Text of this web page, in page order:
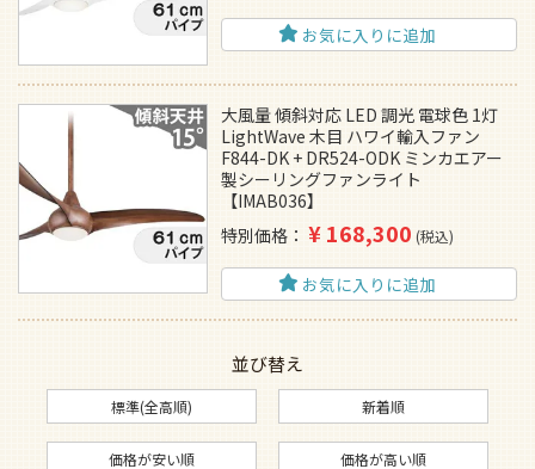
お気に入りに追加
大風量 傾斜対応 LED 調光 電球色 1灯
LightWave 木目 ハワイ輸入ファン
F844-DK + DR524-ODK ミンカエアー
製シーリングファンライト
【IMAB036】
特別価格
¥168,300 税込
お気に入りに追加
並び替え
標準(全高順) 新着順
価格が安い順 価格が高い順